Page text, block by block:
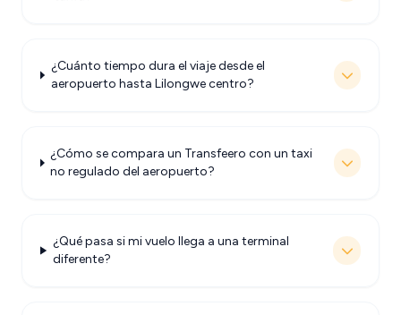
¿Cuánto tiempo dura el viaje desde el
aeropuerto hasta Lilongwe centro?
¿Cómo se compara un Transfeero con un taxi
no regulado del aeropuerto?
¿Qué pasa si mi vuelo llega a una terminal
diferente?